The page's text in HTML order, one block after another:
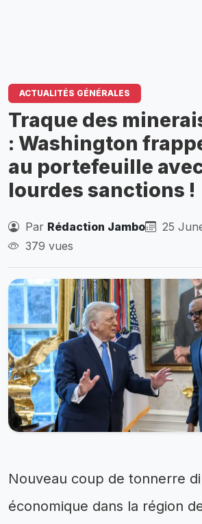
ACTUALITÉS GÉNÉRALES
Traque des
: Washington
au portefeuille
lourdes sanctions !
Par Rédaction Jambo
25
379 vues
Nouveau coup de tonnerre
économique dans la région